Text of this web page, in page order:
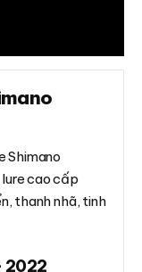
Shimano
cao cấp
thanh nhã, tinh
2022